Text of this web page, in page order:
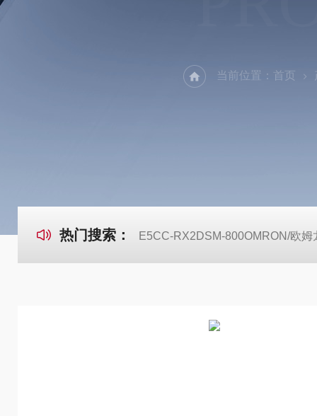
当前位置： 首页
热门搜索： E5CC-RX2DSM-800OMRON/欧